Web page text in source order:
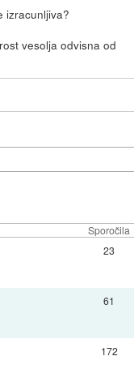
izracunljiva?
vesolja odvisna od
Sporočila
23
61
172